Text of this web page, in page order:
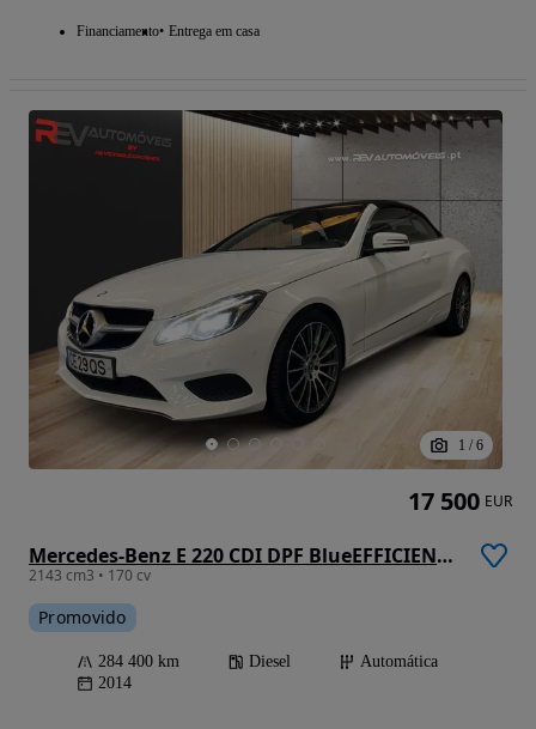
Financiamento Entrega em casa
1 / 6
Mercedes-Benz E 220 CDI DPF BlueEFFICIENCY 7G-TRONIC Avantgarde
2143 cm3 • 170 cv
Promovido
284 400 km Diesel
Automática
2014
17 500 EUR